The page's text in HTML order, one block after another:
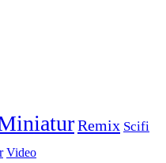
Remix Scifi
Video